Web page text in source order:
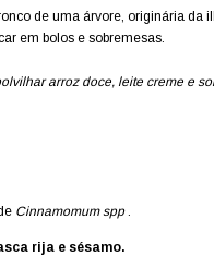
de uma árvore, originária
em bolos e sobremesas.
arroz doce, leite creme e
Cinnamomum spp.
rija e sésamo.